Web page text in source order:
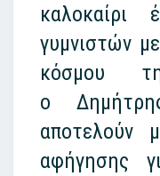
καλοκαίρι
γυμνιστών
κόσμου
ο
αποτελούν
αφήγησης